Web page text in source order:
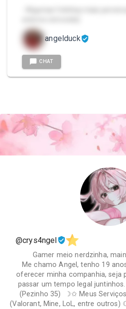
angelduck
CHAT
@crys4ngel
Gamer meio nerdzinha,
Me chamo Angel, tenho 19
oferecer minha companhia, seja
passar um tempo legal
(Pezinho 35) ☽✩ Meus
(Valorant, Mine, LoL, entre outros)